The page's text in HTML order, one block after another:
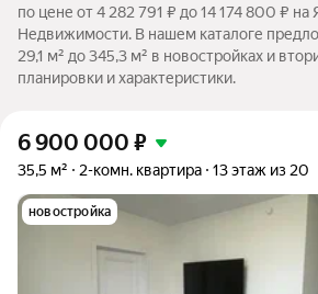
по цене от 4 282 791 ₽ до 14 174 800 ₽ на
Недвижимости. В нашем каталоге
29,1 м² до 345,3 м² в новостройках и
планировки и характеристики.
6 900 000 ₽
35,5 м² 2-комн. квартира 13 этаж из 20
новостройка